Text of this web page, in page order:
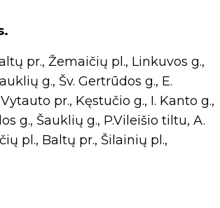
pr., Žemaičių pl., Linkuvos g.,
g., Šv. Gertrūdos g., E.
pr., Kęstučio g., I. Kanto g.,
g., Šauklių g., P.Vileišio tiltu, A.
pl., Baltų pr., Šilainių pl.,